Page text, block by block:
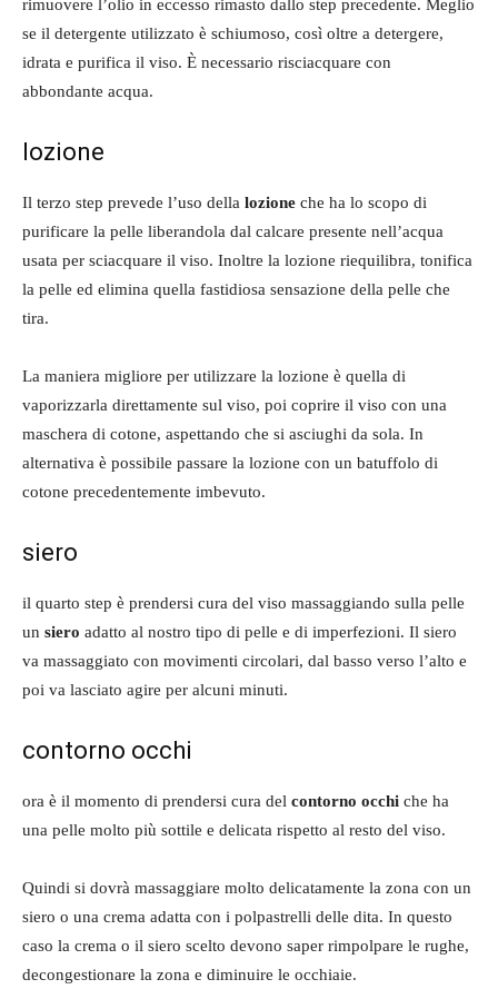
rimuovere l’olio in eccesso rimasto dallo step precedente. Meglio
se il detergente utilizzato è schiumoso, così oltre a detergere,
idrata e purifica il viso. È necessario risciacquare con
abbondante acqua.
lozione
Il terzo step prevede l’uso della lozione che ha lo scopo di
purificare la pelle liberandola dal calcare presente nell’acqua
usata per sciacquare il viso. Inoltre la lozione riequilibra, tonifica
la pelle ed elimina quella fastidiosa sensazione della pelle che
tira.
La maniera migliore per utilizzare la lozione è quella di
vaporizzarla direttamente sul viso, poi coprire il viso con una
maschera di cotone, aspettando che si asciughi da sola. In
alternativa è possibile passare la lozione con un batuffolo di
cotone precedentemente imbevuto.
siero
il quarto step è prendersi cura del viso massaggiando sulla pelle
un siero adatto al nostro tipo di pelle e di imperfezioni. Il siero
va massaggiato con movimenti circolari, dal basso verso l’alto e
poi va lasciato agire per alcuni minuti.
contorno occhi
ora è il momento di prendersi cura del contorno occhi che ha
una pelle molto più sottile e delicata rispetto al resto del viso.
Quindi si dovrà massaggiare molto delicatamente la zona con un
siero o una crema adatta con i polpastrelli delle dita. In questo
caso la crema o il siero scelto devono saper rimpolpare le rughe,
decongestionare la zona e diminuire le occhiaie.